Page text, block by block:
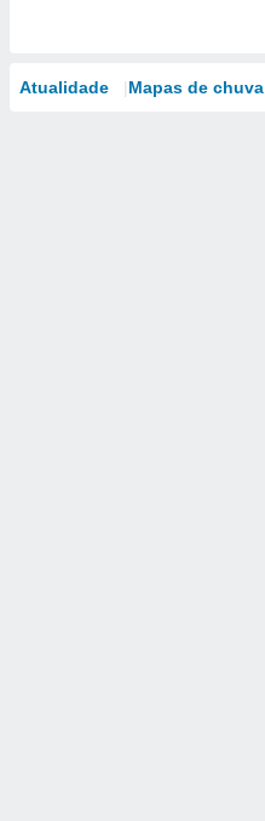
Atualidade Mapas de chuva